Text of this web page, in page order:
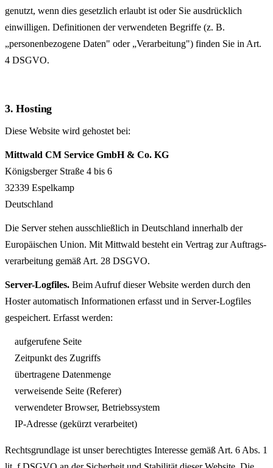
genutzt, wenn dies gesetzlich erlaubt ist oder Sie ausdrücklich
einwilligen. Definitionen der verwendeten Begriffe (z. B.
„personen­bezogene Daten" oder „Verarbeitung") finden Sie in Art.
4 DSGVO.
3. Hosting
Diese Website wird gehostet bei:
Mittwald CM Service GmbH & Co. KG
Königsberger Straße 4 bis 6
32339 Espelkamp
Deutschland
Die Server stehen ausschließlich in Deutschland innerhalb der
Europäischen Union. Mit Mittwald besteht ein Vertrag zur Auftrags­
verarbeitung gemäß Art. 28 DSGVO.
Server-Logfiles. Beim Aufruf dieser Website werden durch den
Hoster automatisch Informationen erfasst und in Server-Logfiles
gespeichert. Erfasst werden:
aufgerufene Seite
Zeitpunkt des Zugriffs
übertragene Datenmenge
verweisende Seite (Referer)
verwendeter Browser, Betriebssystem
IP-Adresse (gekürzt verarbeitet)
Rechts­grundlage ist unser berechtigtes Interesse gemäß Art. 6 Abs. 1